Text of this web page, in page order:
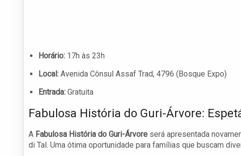
Horário: 17h às 23h
Local: Avenida Cônsul Assaf Trad, 4796 (Bosque Expo)
Entrada: Gratuita
Fabulosa História do Guri-Árvore:
A Fabulosa História do Guri-Árvore será apresentada
di Tal. Uma ótima oportunidade para famílias que buscam